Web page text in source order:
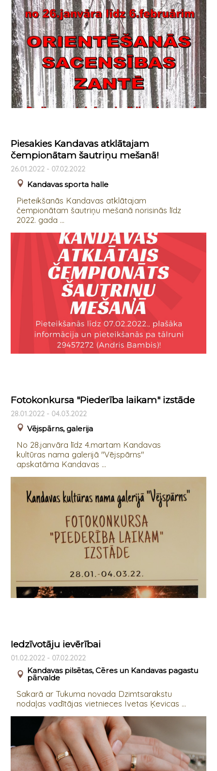
Piesakies Kandavas atklātajam
čempionātam šautriņu mešanā!
26.01.2022 - 07.02.2022
Kandavas sporta halle
Pieteikšanās Kandavas atklātajam
čempionātam šautriņu mešanā norisinās līdz
2022. gada ...
Fotokonkursa "Piederība laikam" izstāde
28.01.2022 - 04.03.2022
Vējspārns, galerija
No 28.janvāra līdz 4.martam Kandavas
kultūras nama galerijā "Vējspārns"
apskatāma Kandavas ...
Iedzīvotāju ievērībai
01.02.2022 - 07.02.2022
Kandavas pilsētas, Cēres un Kandavas pagastu
pārvalde
Sakarā ar Tukuma novada Dzimtsarakstu
nodaļas vadītājas vietnieces Ivetas Ķevicas ...